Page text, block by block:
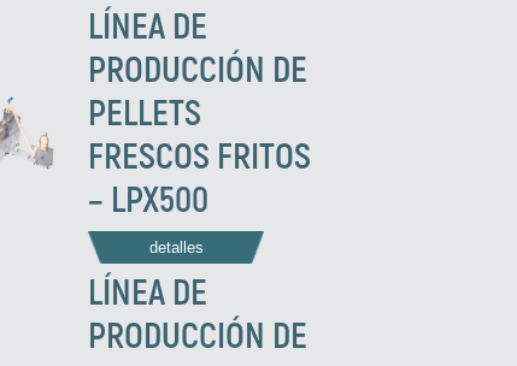
LÍNEA DE
PRODUCCIÓN DE
PELLETS
FRESCOS FRITOS
– LPX500
detalles
LÍNEA DE
PRODUCCIÓN DE